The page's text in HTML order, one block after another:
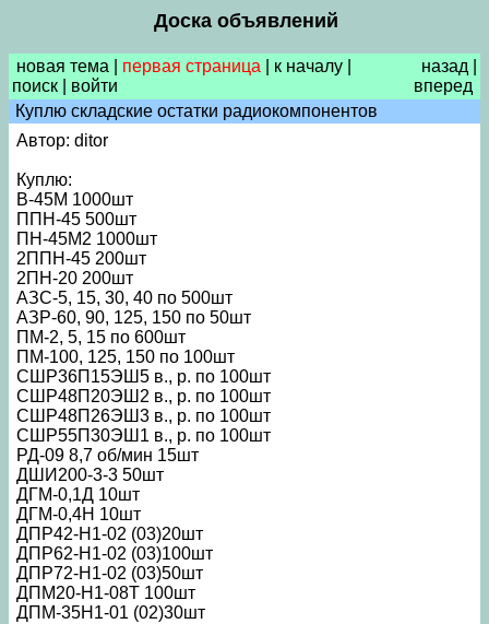
Доска объявлений
новая тема первая страница к началу
поиск
войти
назад
вперед
Куплю складские остатки радиокомпонентов
Автор: ditor
Куплю:
В-45М 1000шт
ППН-45 500шт
ПН-45М2 1000шт
2ППН-45 200шт
2ПН-20 200шт
АЗС-5, 15, 30, 40 по 500шт
АЗР-60, 90, 125, 150 по 50шт
ПМ-2, 5, 15 по 600шт
ПМ-100, 125, 150 по 100шт
СШР36П15ЭШ5 в., р. по 100шт
СШР48П20ЭШ2 в., р. по 100шт
СШР48П26ЭШ3 в., р. по 100шт
СШР55П30ЭШ1 в., р. по 100шт
РД-09 8,7 об/мин 15шт
ДШИ200-3-3 50шт
ДГМ-0,1Д 10шт
ДГМ-0,4Н 10шт
ДПР42-Н1-02 (03)20шт
ДПР62-Н1-02 (03)100шт
ДПР72-Н1-02 (03)50шт
ДПМ20-Н1-08Т 100шт
ДПМ-35Н1-01 (02)30шт